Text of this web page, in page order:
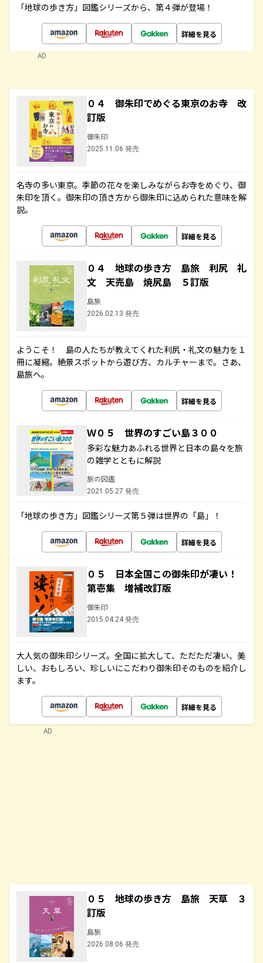
「地球の歩き方」図鑑シリーズから、第４弾が登場！
詳細を見る
AD
０４ 御朱印でめぐる東京のお寺 改
訂版
御朱印
2025.11.06 発売
名寺の多い東京。季節の花々を楽しみながらお寺をめぐり、御
朱印を頂く。御朱印の頂き方から御朱印に込められた意味を解
説。
詳細を見る
０４ 地球の歩き方 島旅 利尻 礼
文 天売島 焼尻島 ５訂版
島旅
2026.02.13 発売
ようこそ！ 島の人たちが教えてくれた利尻・礼文の魅力を１
冊に凝縮。絶景スポットから遊び方、カルチャーまで。さあ、
島旅へ。
詳細を見る
Ｗ０５ 世界のすごい島３００
多彩な魅力あふれる世界と日本の島々を旅
の雑学とともに解説
旅の図鑑
2021.05.27 発売
「地球の歩き方」図鑑シリーズ第５弾は世界の「島」！
詳細を見る
０５ 日本全国この御朱印が凄い！
第壱集 増補改訂版
御朱印
2015.04.24 発売
大人気の御朱印シリーズ。全国に拡大して、ただただ凄い、美
しい、おもしろい、珍しいにこだわり御朱印そのものを紹介し
ます。
詳細を見る
０５ 地球の歩き方 島旅 天草 ３
訂版
島旅
2026.08.06 発売
AD